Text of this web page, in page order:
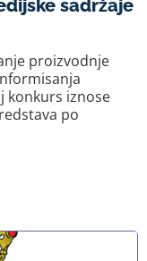
sadržaje
proizvodnje
konkurs iznose
po